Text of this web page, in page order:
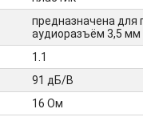
предназначена для
аудиоразъём 3,5 мм
1.1
91 дБ/В
16 Ом